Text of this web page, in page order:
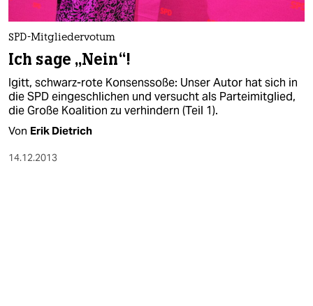
SPD-Mitgliedervotum
Ich sage „Nein“!
Igitt, schwarz-rote Konsenssoße: Unser Autor hat sich in
die SPD eingeschlichen und versucht als Parteimitglied,
die Große Koalition zu verhindern (Teil 1).
Von Erik Dietrich
14.12.2013